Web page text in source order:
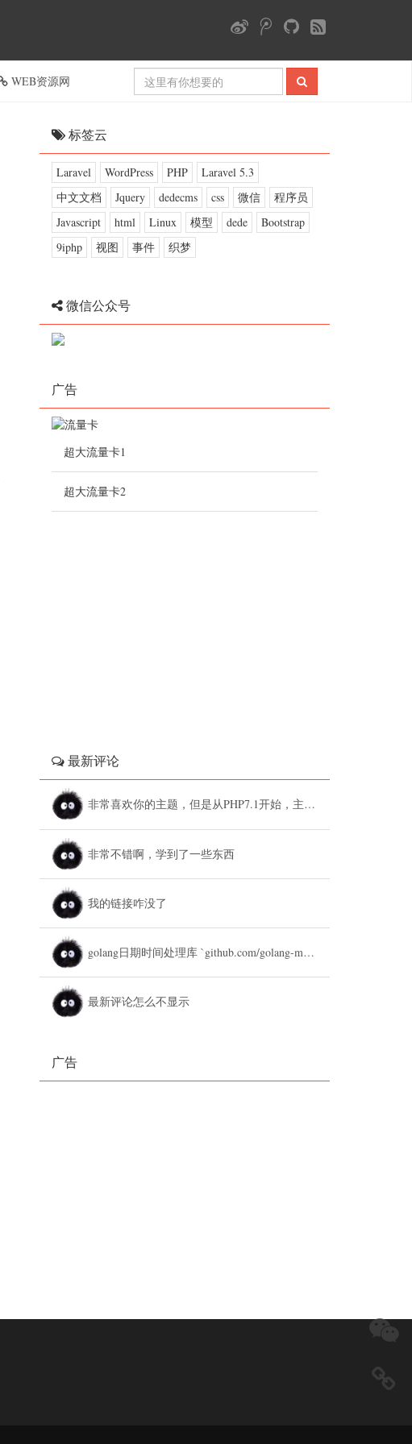
WEB资源网
标签云
Laravel WordPress PHP
Laravel 5.3
中文文档
Jquery dedecms css 微信
程序员
Javascript
html Linux 模型 dede
Bootstrap
9iphp
视图 事件 织梦
微信公众号
广告
超大流量卡1
超大流量卡2
最新评论
非常喜欢你的主题，但是从PHP7.1开始，主题设置中的列表广告和文章底部广告无法...
非常不错啊，学到了一些东西
我的链接咋没了
golang日期时间处理库 `github.com/golang-module/...
最新评论怎么不显示
广告